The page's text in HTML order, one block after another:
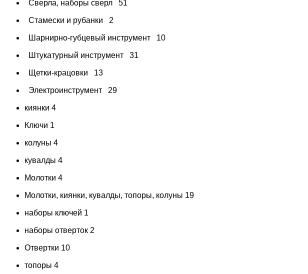
Сверла, наборы сверл 51
Стамески и рубанки 2
Шарнирно-губцевый инструмент 10
Штукатурный инструмент 31
Щетки-крацовки 13
Электроинструмент 29
киянки 4
Ключи 1
колуны 4
кувалды 4
Молотки 4
Молотки, киянки, кувалды, топоры, колуны 19
наборы ключей 1
наборы отверток 2
Отвертки 10
топоры 4